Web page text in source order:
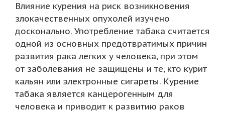
Влияние курения на риск возникновения
злокачественных опухолей изучено
досконально. Употребление табака считается
одной из основных предотвратимых причин
развития рака легких у человека, при этом
от заболевания не защищены и те, кто курит
кальян или электронные сигареты. Курение
табака является канцерогенным для
человека и приводит к развитию раков